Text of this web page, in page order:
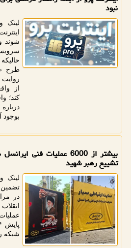
نبود
لینک
شوند
طرح
روایت
از
کند؛
بوجود
بیشتر از 6000 عملیات فنی
تشییع رهبر شهید
لینک
تضمین
در
شبکه